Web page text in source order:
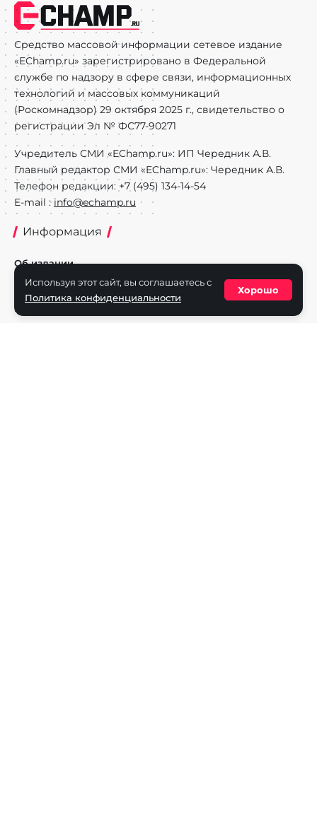
Средство массовой информации сетевое издание
«EChamp.ru» зарегистрировано в Федеральной
службе по надзору в сфере связи, информационных
технологий и массовых коммуникаций
(Роскомнадзор) 29 октября 2025 г., свидетельство о
регистрации Эл № ФС77-90271
Учредитель СМИ «EChamp.ru»: ИП Чередник А.В.
Главный редактор СМИ «EChamp.ru»: Чередник А.В.
Телефон редакции: +7 (495) 134-14-54
E-mail : info@echamp.ru
Информация
Об издании
Реклама на портале
Политика конфиденциальности
Используя этот сайт, вы соглашаетесь с
Политика конфиденциальности
Хорошо